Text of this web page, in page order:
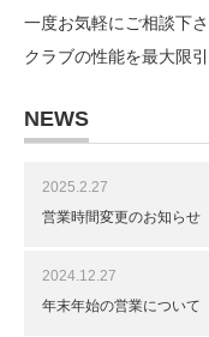
一度お気軽にご相談下さ
クラブの性能を最大限
NEWS
2025.2.27
営業時間変更のお知らせ
2024.12.27
年末年始の営業について